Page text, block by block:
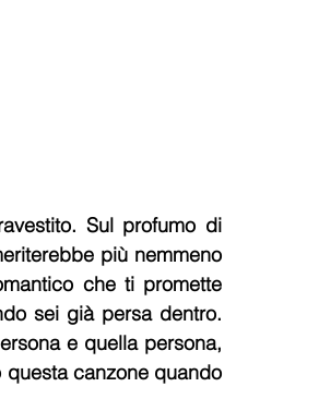
Sul profumo di
più nemmeno
che ti promette
sei già persa dentro.
e quella persona,
canzone quando